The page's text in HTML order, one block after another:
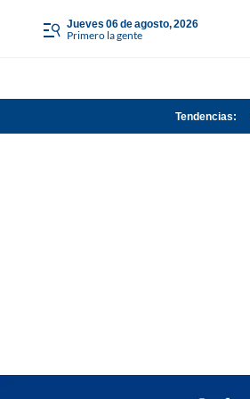
jueves 06 de agosto, 2026
Primero la gente
Tendencias: